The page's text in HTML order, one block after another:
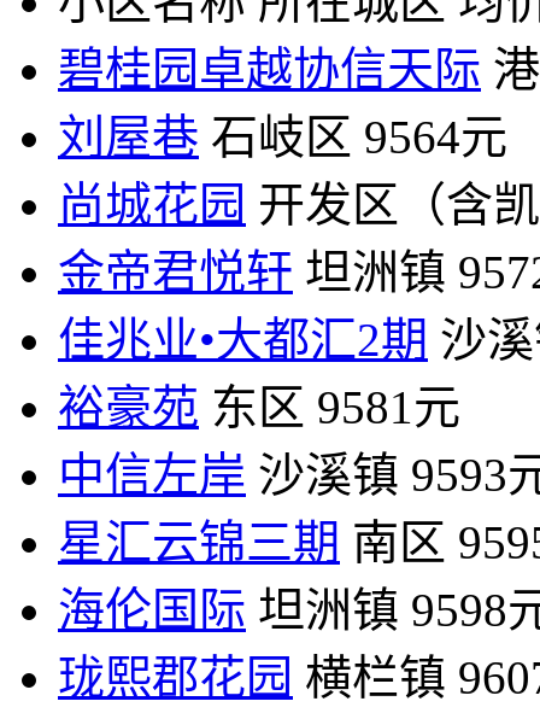
碧桂园卓越协信天际
刘屋巷 石岐区 9564元
尚城花园 开发区（含
金帝君悦轩 坦洲镇
佳兆业•大都汇2期 沙
裕豪苑 东区 9581元
中信左岸 沙溪镇 9593
星汇云锦三期 南区
海伦国际 坦洲镇 9598
珑熙郡花园 横栏镇